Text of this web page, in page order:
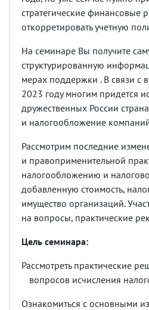
стратегические финансовые
откорретировать учетную
На семинаре Вы получите
структурированную
мерах поддержки . В связи с
2023 году многим придется
дружественных России
и налогообложение
Рассмотрим последние
и правоприменительной
налогообложению и
добавленную стоимость,
имущество организаций.
на вопросы, практические
Цель семинара:
Рассмотреть практические
вопросов исчисления
Ознакомиться с основными